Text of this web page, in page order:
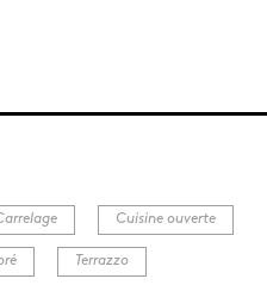
Cuisine ouverte
Terrazzo